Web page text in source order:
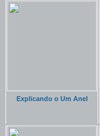
Explicando o Um Anel